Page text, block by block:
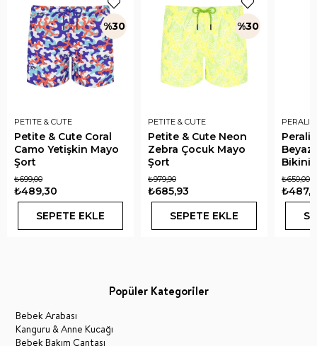
PETITE & CUTE
Petite & Cute Coral
Camo Yetişkin Mayo
Şort
₺489,30
₺699,00
SEPETE EKLE
%30
PETITE & CUTE
Petite & Cute Neon
Zebra Çocuk Mayo
Şort
₺685,93
₺979,90
SEPETE EKLE
%30
Beyaz
Bikini
₺650,00
Popüler Kategoriler
Bebek Arabası
Kanguru & Anne Kucağı
Bebek Bakım Çantası